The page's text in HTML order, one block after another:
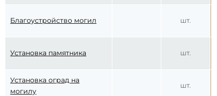
Благоустройство могил шт.
Установка памятника шт.
Установка оград на
могилу
шт.